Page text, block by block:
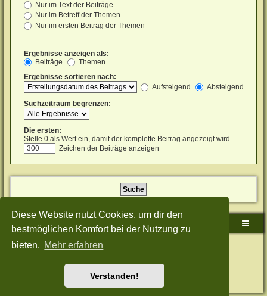
Diese Website nutzt Cookies, um dir den
bestmöglichen Komfort bei der Nutzung zu
bieten. Mehr erfahren
Verstanden!
Nur im Text der Beiträge
Nur im Betreff der Themen
Nur im ersten Beitrag der Themen
Ergebnisse anzeigen als:
Beiträge
Themen
Ergebnisse sortieren nach:
Aufsteigend
Absteigend
Suchzeitraum begrenzen:
Die ersten:
Stelle 0 als Wert ein, damit der komplette Beitrag angezeigt wird.
Zeichen der Beiträge anzeigen
Sudden-Strike-Maps.de Hauptseite Foren-Übersicht
Powered byphpBB® Forum Software © phpBB Limited
Style: Green-Style-Split by Joyce&LunaphpBB-Style-Design
Nutzungsbedingungen